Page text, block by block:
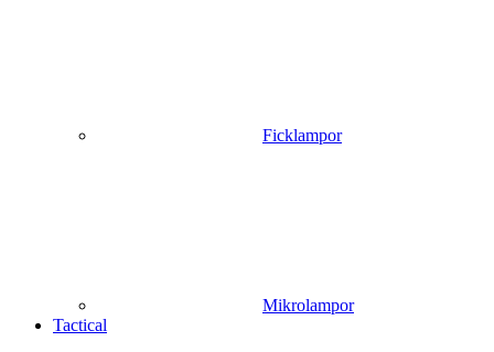
Ficklampor
Mikrolampor
Tactical